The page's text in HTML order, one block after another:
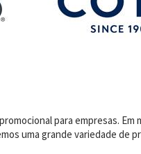
para empresas.
uma grande variedade